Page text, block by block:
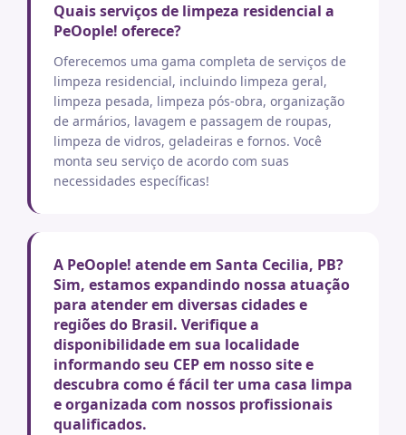
Quais serviços de limpeza residencial a
PeOople! oferece?
Oferecemos uma gama completa de serviços de
limpeza residencial, incluindo limpeza geral,
limpeza pesada, limpeza pós-obra, organização
de armários, lavagem e passagem de roupas,
limpeza de vidros, geladeiras e fornos. Você
monta seu serviço de acordo com suas
necessidades específicas!
A PeOople! atende em Santa Cecilia, PB?
Sim, estamos expandindo nossa atuação
para atender em diversas cidades e
regiões do Brasil. Verifique a
disponibilidade em sua localidade
informando seu CEP em nosso site e
descubra como é fácil ter uma casa limpa
e organizada com nossos profissionais
qualificados.